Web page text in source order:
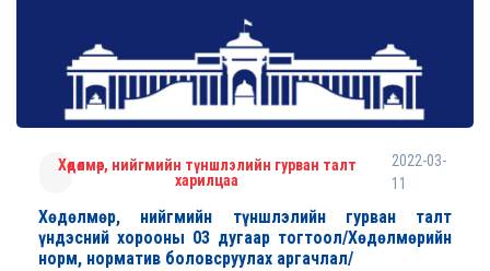
Хөдөлмөр, нийгмийн түншлэлийн гурван талт
харилцаа
2022-03-
11
Хөдөлмөр, нийгмийн түншлэлийн гурван талт
үндэсний хорооны 03 дугаар тогтоол/Хөдөлмөрийн
норм, норматив боловсруулах аргачлал/